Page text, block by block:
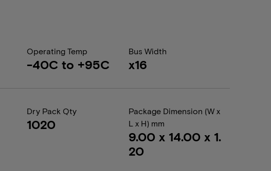
Operating Temp
-40C to +95C
Bus Width
x16
Dry Pack Qty
1020
Package Dimension (W x
L x H) mm
9.00 x 14.00 x 1.
20